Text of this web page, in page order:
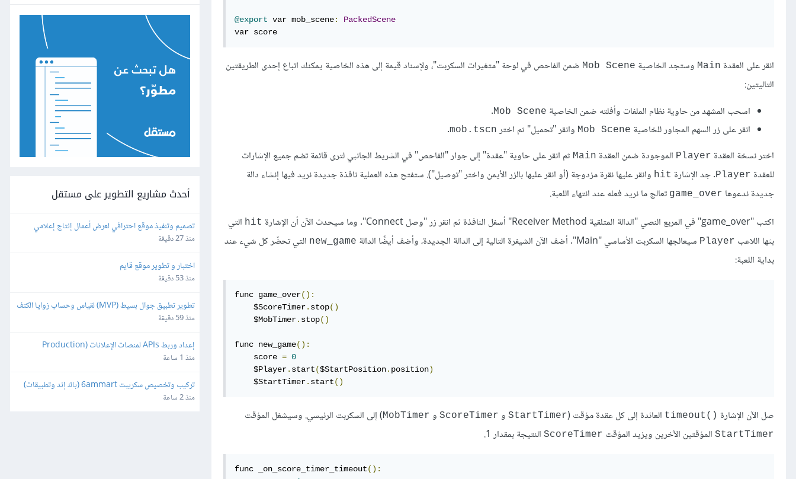
@export var mob_scene:
PackedScene
var score
انقر على العقدة Main وستجد الخاصية Mob Scene ضمن الفاحص في لوحة "متغيرات السكربت"، وﻹسناد قيمة إلى هذه الخاصية يمكنك اتباع إحدى الطريقتين
التاليتين:
اسحب المشهد من حاوية نظام الملفات وأفلته ضمن الخاصية Mob Scene
.
انقر على زر السهم المجاور للخاصية Mob Scene وانقر "تحميل" ثم اختر mob.tscn
.
اختر نسخة العقدة Player الموجودة ضمن العقدة Main ثم انقر على حاوية "عقدة" إلى جوار "الفاحص" في الشريط الجانبي لترى قائمة تضم جميع اﻹشارات
للعقدة Player. جد اﻹشارة hit وانقر عليها نقرة مزدوجة (أو انقر عليها بالزر الأيمن واختر "توصيل"). ستفتح هذه العملية نافذة جديدة نريد فيها إنشاء دالة
جديدة ندعوها game_over تعالج ما نريد فعله عند انتهاء اللعبة.
اكتب "game_over" في المربع النصي "الدالة المتلقية Receiver Method" أسفل النافذة ثم انقر زر "وصل Connect". وما سيحدث اﻵن أن اﻹشارة
hit التي
بثها اللاعب Player سيعالجها السكربت اﻷساسي "Main". أضف اﻵن الشيفرة التالية إلى الدالة الجديدة، وأضف أيضًَا الدالة new_game التي تحضّر كل شيء عند
بداية اللعبة:
func game_over():
    $ScoreTimer
. stop()
    $MobTimer
. stop()
func new_game():
    score
= 0
    $Player
. start($StartPosition. position)
    $StartTimer
. start()
صل اﻵن اﻹشارة ()timeout العائدة إلى كل عقدة مؤقت (StartTimer و ScoreTimer و MobTimer) إلى السكربت الرئيسي. وسيشغل المؤقت
StartTimer المؤقتين الآخرين ويزيد المؤقت ScoreTimer النتيجة بمقدار 1.
func _on_score_timer_timeout():
أحدث مشاريع التطوير على مستقل
تصميم وتنفيذ موقع احترافي لعرض أعمال إنتاج إعلامي
منذ 27 دقيقة
اختبار و تطوير موقع قايم
منذ 53 دقيقة
تطوير تطبيق جوال بسيط (MVP) لقياس وحساب زوايا الكتف
منذ 59 دقيقة
Ready)
منذ 1 ساعة
ورفعه على السيرفر والمتجر
منذ 2 ساعة